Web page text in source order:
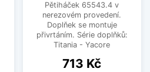
Pětiháček 65543.4 v
nerezovém provedení.
Doplňek se montuje
přivrtáním. Série doplňků:
Titania - Yacore
Cena
713 Kč